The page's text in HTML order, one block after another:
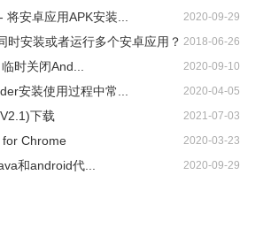
安卓应用APK安装... 2020-09-29
时安装或者运行多个安卓应用？ 2018-06-26
时关闭And... 2020-09-10
安装使用过程中常... 2020-04-05
下载 2021-07-03
Chrome 2020-03-23
和android代... 2020-09-29